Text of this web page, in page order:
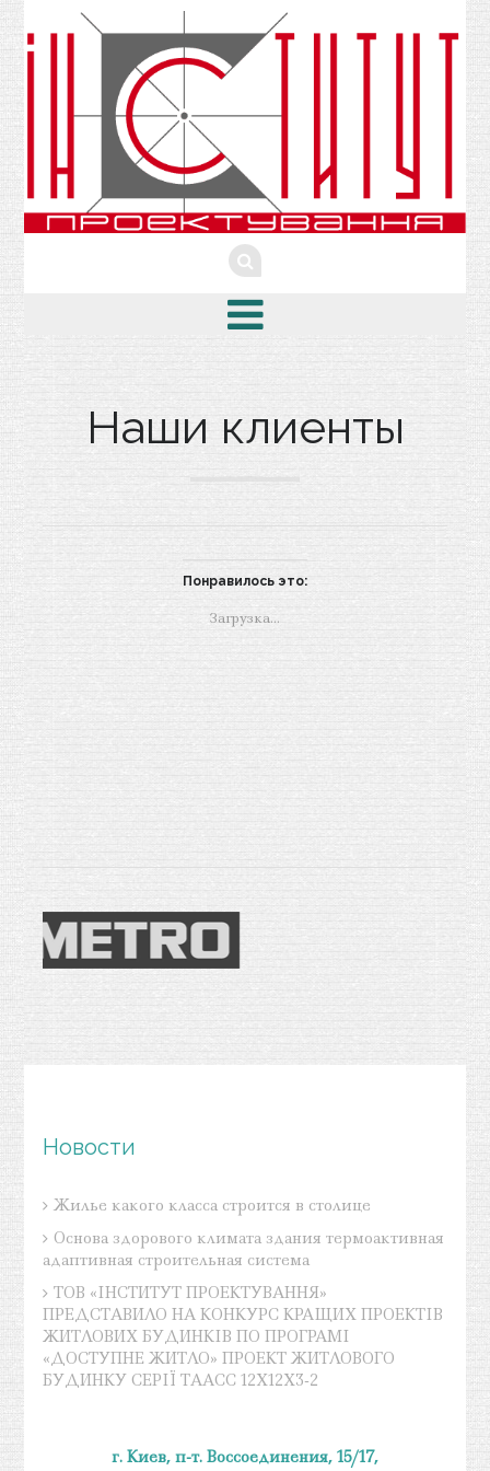
Наши клиенты
Понравилось это:
Загрузка...
Новости
Жилье какого класса строится в столице
Основа здорового климата здания термоактивная
адаптивная строительная система
ТОВ «ІНСТИТУТ ПРОЕКТУВАННЯ»
ПРЕДСТАВИЛО НА КОНКУРС КРАЩИХ ПРОЕКТІВ
ЖИТЛОВИХ БУДИНКІВ ПО ПРОГРАМІ
«ДОСТУПНЕ ЖИТЛО» ПРОЕКТ ЖИТЛОВОГО
БУДИНКУ СЕРІЇ ТААСС 12Х12Х3-2
г. Киев, п-т. Воссоединения, 15/17,